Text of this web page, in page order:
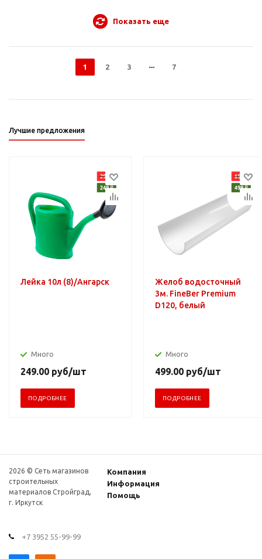
Показать еще
1 2 3 7
Лучшие предложения
Лейка 10л (8)/Ангарск
Много
249.00 руб/шт
ПОДРОБНЕЕ
Желоб водосточный
3м. FineBer Premium
D120, белый
Много
499.00 руб/шт
ПОДРОБНЕЕ
2026 © Сеть магазинов
строительных
материалов Стройград,
г. Иркутск
Компания
Информация
Помощь
+7 3952 55-99-99